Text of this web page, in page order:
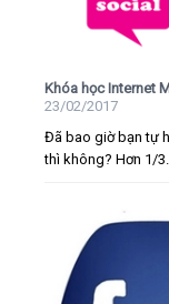
Khóa học Internet
23/02/2017
Đã bao giờ bạn tự
thì không? Hơn 1/3...